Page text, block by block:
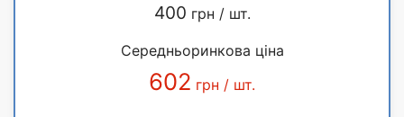
400 грн / шт.
Середньоринкова ціна
602 грн / шт.